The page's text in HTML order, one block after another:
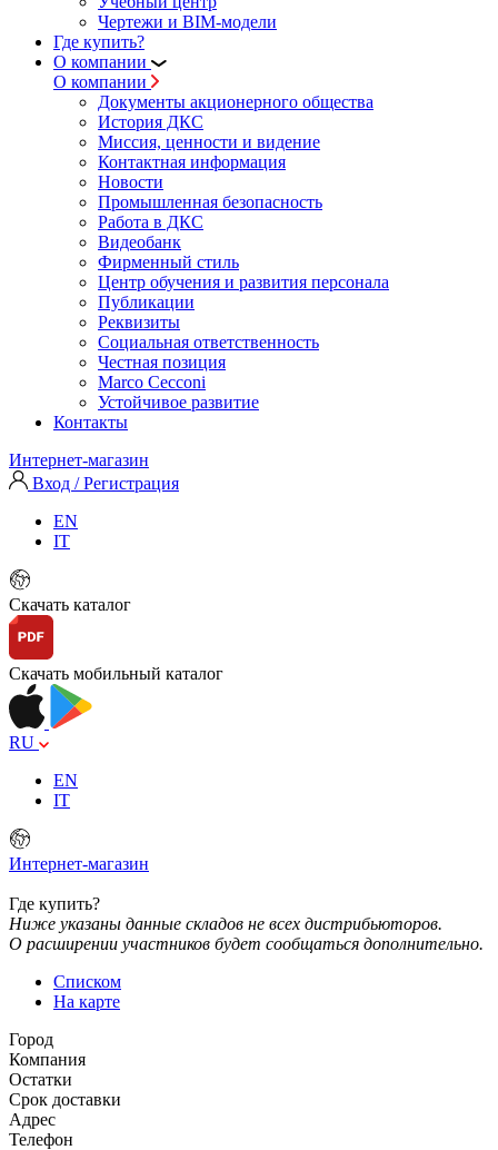
Чертежи и BIM-модели
Где купить?
О компании
О компании
Документы акционерного общества
История ДКС
Миссия, ценности и видение
Контактная информация
Новости
Промышленная безопасность
Работа в ДКС
Видеобанк
Фирменный стиль
Центр обучения и развития персонала
Публикации
Реквизиты
Социальная ответственность
Честная позиция
Marco Cecconi
Устойчивое развитие
Контакты
Интернет-магазин
Вход / Регистрация
EN
IT
Скачать каталог
Скачать мобильный каталог
RU
EN
IT
Интернет-магазин
Где купить?
Ниже указаны данные складов не всех дистрибьюторов.
О расширении участников будет сообщаться дополнительно.
Списком
На карте
Город
Компания
Остатки
Срок доставки
Адрес
Телефон